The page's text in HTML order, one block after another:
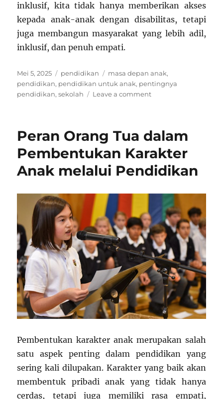
inklusif, kita tidak hanya memberikan akses
kepada anak-anak dengan disabilitas, tetapi
juga membangun masyarakat yang lebih adil,
inklusif, dan penuh empati.
Posted
on
Mei 5, 2025 Categories
pendidikan Tags
masa depan anak,
pendidikan, pendidikan untuk anak, pentingnya
pendidikan,sekolah Leave a commenton
Anak
dengan
Disabilitas:
Membangun
Akses
Setara
Peran Orang Tua dalam
Pembentukan Karakter
Anak melalui Pendidikan
Pembentukan karakter anak merupakan salah
satu aspek penting dalam pendidikan yang
sering kali dilupakan. Karakter yang baik akan
membentuk pribadi anak yang tidak hanya
cerdas, tetapi juga memiliki rasa empati,